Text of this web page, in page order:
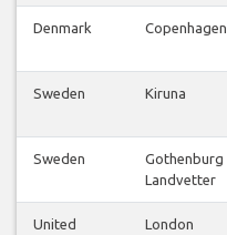
Denmark Copenhagen
Sweden Kiruna
Sweden
Gothenburg
Landvetter
United
London